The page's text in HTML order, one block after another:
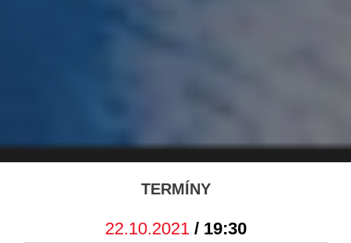
TERMÍNY
22.10.2021/ 19:30